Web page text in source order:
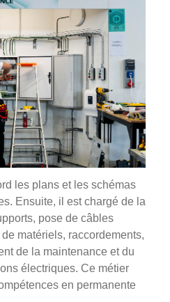
les plans et les schémas
Ensuite, il est chargé de la
pose de câbles
matériels, raccordements,
de la maintenance et du
électriques. Ce métier
en permanente